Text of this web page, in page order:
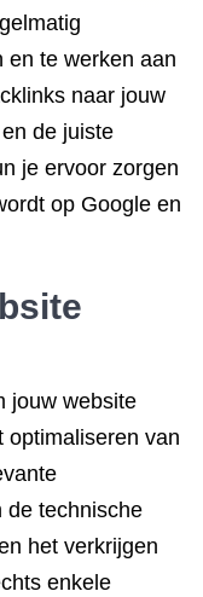
en te werken aan
naar jouw
de juiste
je ervoor zorgen
op Google en
jouw website
optimaliseren van
de technische
het verkrijgen
enkele